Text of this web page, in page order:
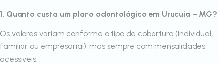
1. Quanto custa um plano odontológico em Urucuia – MG?
Os valores variam conforme o tipo de cobertura (individual,
familiar ou empresarial), mas sempre com mensalidades
acessíveis.